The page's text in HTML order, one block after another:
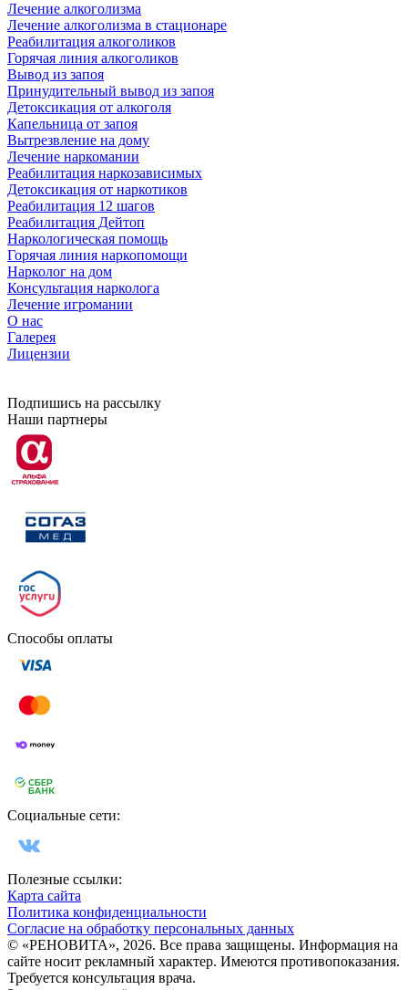
Лечение алкоголизма
Лечение алкоголизма в стационаре
Реабилитация алкоголиков
Горячая линия алкоголиков
Вывод из запоя
Принудительный вывод из запоя
Детоксикация от алкоголя
Капельница от запоя
Вытрезвление на дому
Лечение наркомании
Реабилитация наркозависимых
Детоксикация от наркотиков
Реабилитация 12 шагов
Реабилитация Дейтоп
Наркологическая помощь
Горячая линия наркопомощи
Нарколог на дом
Консультация нарколога
Лечение игромании
О нас
Галерея
Лицензии
Подпишись на рассылку
Наши партнеры
Способы оплаты
Социальные сети:
Полезные ссылки:
Карта сайта
Политика конфиденциальности
Согласие на обработку персональных данных
© «РЕНОВИТА», 2026. Все права защищены. Информация на
сайте носит рекламный характер. Имеются противопоказания.
Требуется консультация врача.